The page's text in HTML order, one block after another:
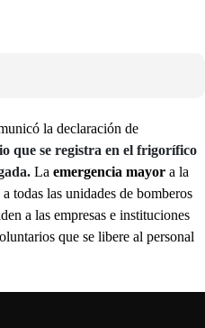
la declaración de
que se registra en el frigorífico
La emergencia mayor a la
todas las unidades de bomberos
a las empresas e instituciones
que se libere al personal